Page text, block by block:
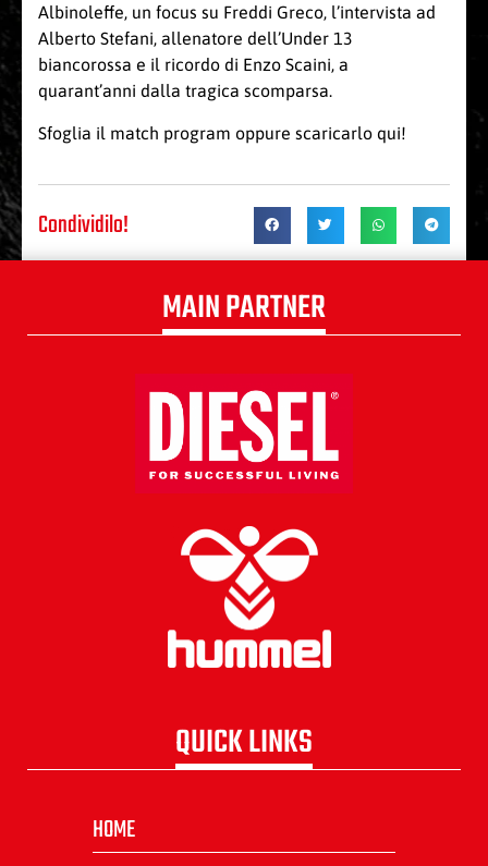
Albinoleffe, un focus su Freddi Greco, l’intervista ad
Alberto Stefani, allenatore dell’Under 13
biancorossa e il ricordo di Enzo Scaini, a
quarant’anni dalla tragica scomparsa.
Sfoglia il match program oppure scaricarlo qui!
Condividilo!
MAIN PARTNER
QUICK LINKS
HOME